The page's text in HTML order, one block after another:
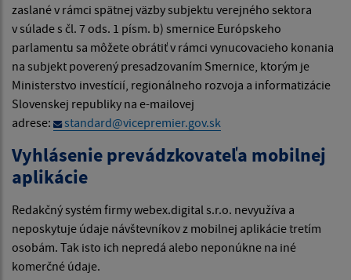
zaslané v rámci spätnej väzby subjektu verejného sektora
v súlade s čl. 7 ods. 1 písm. b) smernice Európskeho
parlamentu sa môžete obrátiť v rámci vynucovacieho konania
na subjekt poverený presadzovaním Smernice, ktorým je
Ministerstvo investícií, regionálneho rozvoja a informatizácie
Slovenskej republiky na e-mailovej
adrese:
standard@vicepremier.gov.sk
Vyhlásenie prevádzkovateľa mobilnej
aplikácie
Redakčný systém firmy webex.digital s.r.o. nevyužíva a
neposkytuje údaje návštevníkov z mobilnej aplikácie tretím
osobám. Tak isto ich nepredá alebo neponúkne na iné
komerčné údaje.